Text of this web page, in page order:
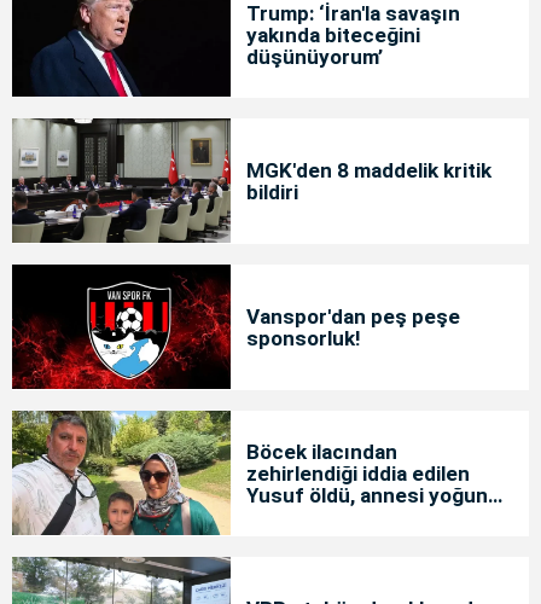
Trump: ‘İran'la savaşın
yakında biteceğini
düşünüyorum’
MGK'den 8 maddelik kritik
bildiri
Vanspor'dan peş peşe
sponsorluk!
Böcek ilacından
zehirlendiği iddia edilen
Yusuf öldü, annesi yoğun